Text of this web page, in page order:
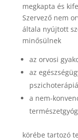
megkapta és
Szervező nem
általa nyújtott
minősülnek
az orvosi
az
a nem-
körébe tartozó